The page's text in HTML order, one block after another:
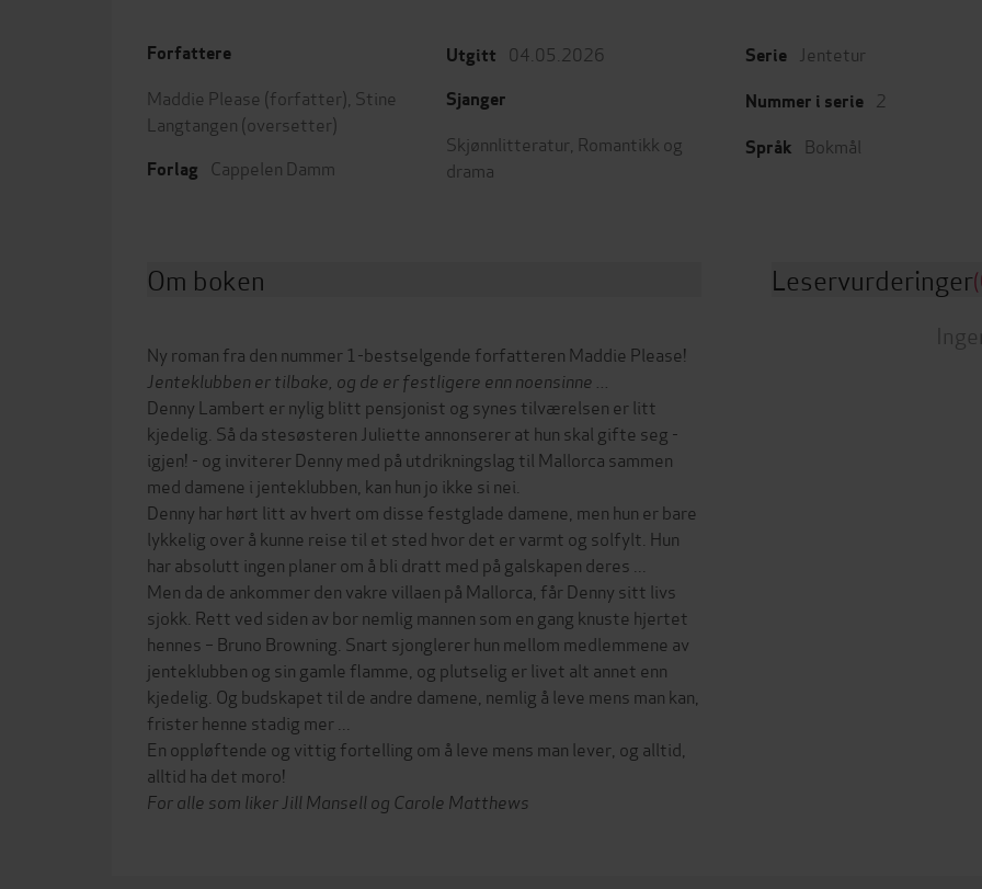
Forfattere
Maddie Please (forfatter), Stine
Langtangen (oversetter)
Forlag Cappelen Damm
Utgitt 04.05.2026
Sjanger
Skjønnlitteratur Romantikk og
drama
Serie Jentetur
Nummer i serie 2
Språk Bokmål
Om boken
Ny roman fra den nummer 1-bestselgende forfatteren Maddie Please!
Jenteklubben er tilbake, og de er festligere enn noensinne ...
Denny Lambert er nylig blitt pensjonist og synes tilværelsen er litt
kjedelig. Så da stesøsteren Juliette annonserer at hun skal gifte seg -
igjen! - og inviterer Denny med på utdrikningslag til Mallorca sammen
med damene i jenteklubben, kan hun jo ikke si nei.
Denny har hørt litt av hvert om disse festglade damene, men hun er bare
lykkelig over å kunne reise til et sted hvor det er varmt og solfylt. Hun
har absolutt ingen planer om å bli dratt med på galskapen deres ...
Men da de ankommer den vakre villaen på Mallorca, får Denny sitt livs
sjokk. Rett ved siden av bor nemlig mannen som en gang knuste hjertet
hennes – Bruno Browning. Snart sjonglerer hun mellom medlemmene av
jenteklubben og sin gamle flamme, og plutselig er livet alt annet enn
kjedelig. Og budskapet til de andre damene, nemlig å leve mens man kan,
frister henne stadig mer ...
En oppløftende og vittig fortelling om å leve mens man lever, og alltid,
alltid ha det moro!
For alle som liker Jill Mansell og Carole Matthews
Leservurderinger